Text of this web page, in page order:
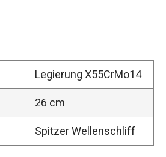
Legierung X55CrMo14
26 cm
Spitzer Wellenschliff